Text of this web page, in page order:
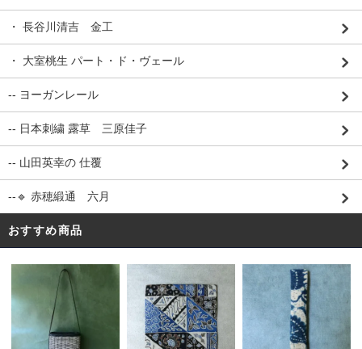
・ 長谷川清吉 金工
・ 大室桃生 パート・ド・ヴェール
-- ヨーガンレール
-- 日本刺繍 露草 三原佳子
-- 山田英幸の 仕覆
--🔹 赤穂緞通 六月
おすすめ商品